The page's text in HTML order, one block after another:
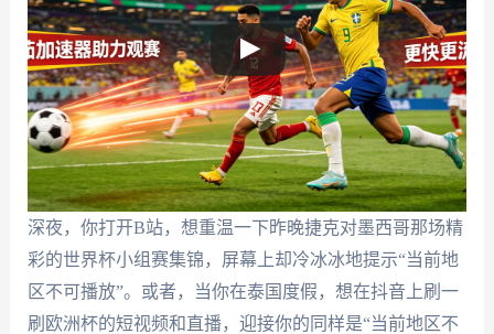
深夜，你打开B站，想重温一下昨晚捷克对墨西哥那场精
彩的世界杯小组赛集锦，屏幕上却冷冰冰地提示“当前地
区不可播放”。或者，当你在泰国度假，想在抖音上刷一
刷欧洲杯的短视频和直播，迎接你的同样是“当前地区不